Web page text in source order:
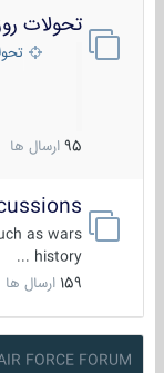
تحولات روز
95 ارسال ها
as wars
history ...
159 ارسال ها
AIR FORCE FORUM - بخش نیروی هوایی